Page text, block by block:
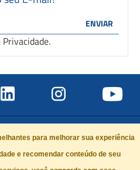
.
para melhorar sua experiência
e recomendar conteúdo de seu